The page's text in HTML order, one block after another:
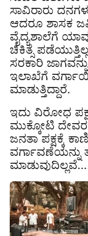
ಸಾವಿರಾರು
ಆದರೂ ಶಾಸಕ
ವೈದ್ಯಶಾಲೆಗೆ
ಚಿಕಿತ್ಸೆ
ಸರಕಾರಿ
ಇಲಾಖೆಗೆ
ಮಾಡುತ್ತಿದ್ದಾರೆ.
ಇದು ವಿರೋಧ
ಮುಕ್ಕೋಟಿ
ಜನತಾ ಪಕ್ಷಕ್ಕೆ
ವರ್ಗಾವಣೆಯನ್ನು